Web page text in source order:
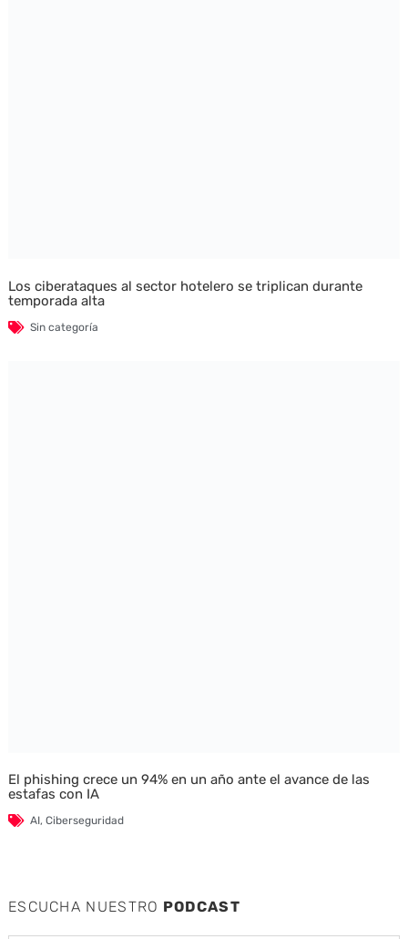
Los ciberataques al sector hotelero se triplican durante
temporada alta
Sin categoría
El phishing crece un 94% en un año ante el avance de las
estafas con IA
AI, Ciberseguridad
ESCUCHA NUESTRO PODCAST